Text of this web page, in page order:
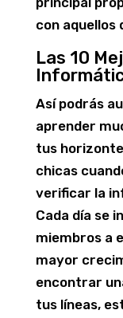
con aquellos
Las 10
Así podrás
aprender
tus
chicas
verificar la
Cada día se
miembros a
mayor
encontrar
tus líneas,